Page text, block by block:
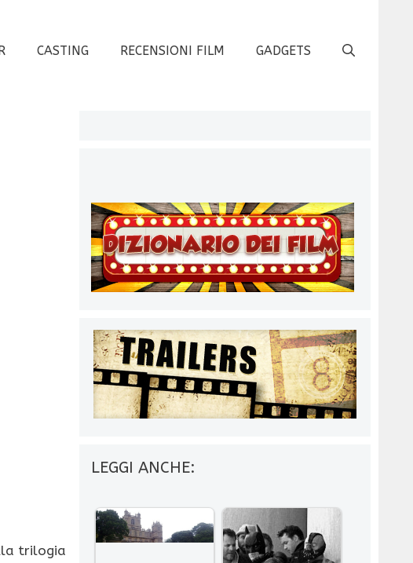
CASTING RECENSIONI FILM GADGETS
trilogia
LEGGI ANCHE: